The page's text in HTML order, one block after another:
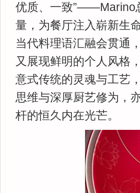
优质、一致”——Marino
量，为餐厅注入崭新生
当代料理语汇融会贯通
又展现鲜明的个人风格
意式传统的灵魂与工艺
思维与深厚厨艺修为，
杆的恒久内在光芒。